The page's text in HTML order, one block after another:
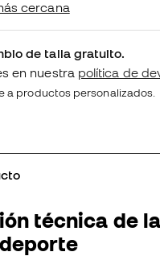
cercana
de talla gratuito.
en nuestra política de
a productos personalizados.
técnica de la